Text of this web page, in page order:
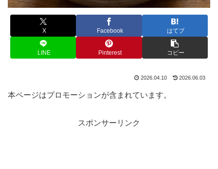
X Facebook はてブ
LINE Pinterest コピー
2026.04.10 2026.06.03
本ページはプロモーションが含まれています。
スポンサーリンク